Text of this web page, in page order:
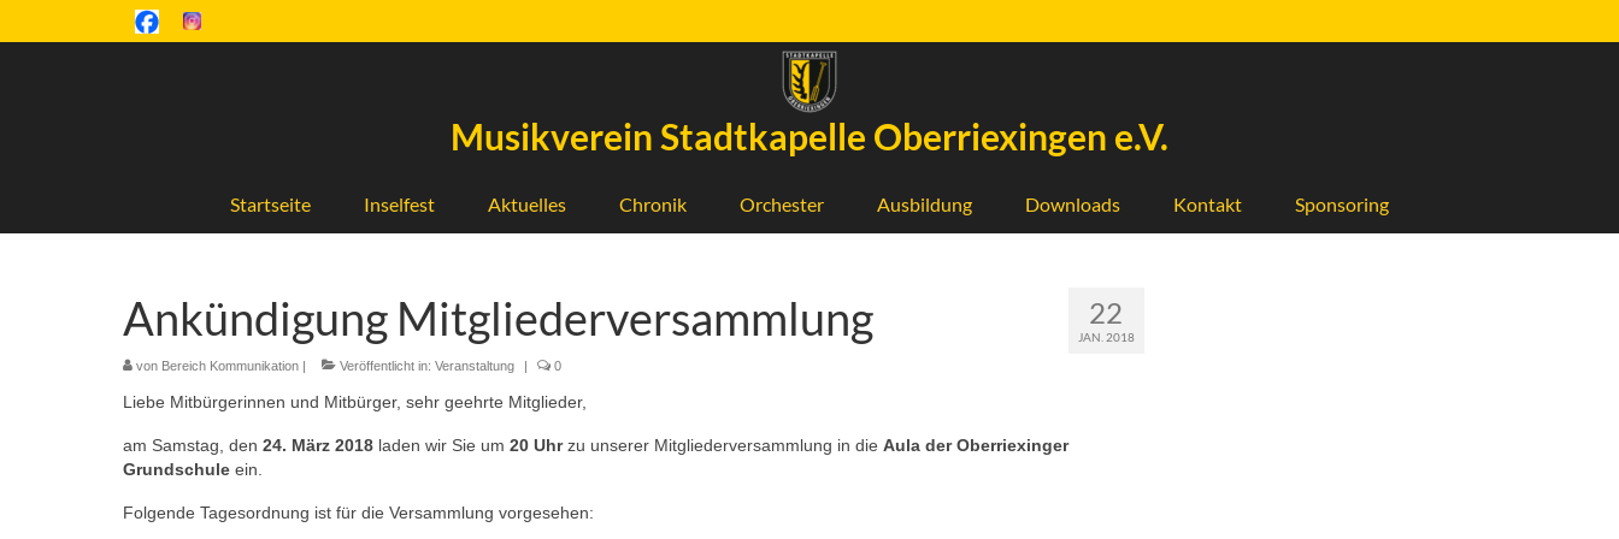
Musikverein Stadtkapelle Oberriexingen e.V.
Startseite Inselfest Aktuelles Chronik Orchester Ausbildung Downloads Kontakt Sponsoring
22
JAN. 2018
Ankündigung Mitgliederversammlung
von Bereich Kommunikation | Veröffentlicht in: Veranstaltung | 0
Liebe Mitbürgerinnen und Mitbürger, sehr geehrte Mitglieder,
am Samstag, den 24. März 2018 laden wir Sie um 20 Uhrzu unserer Mitgliederversammlung in die Aula der Oberriexinger
Grundschule ein.
Folgende Tagesordnung ist für die Versammlung vorgesehen: